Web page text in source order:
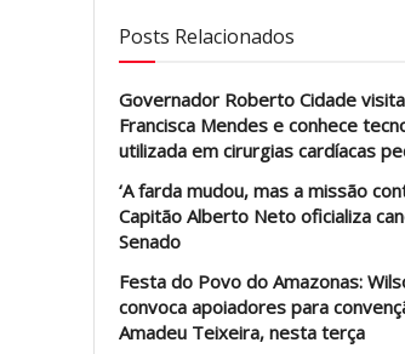
Posts Relacionados
Governador Roberto Cidade
Francisca Mendes e conhece
utilizada em cirurgias cardíacas
‘A farda mudou, mas a missão
Capitão Alberto Neto oficializa
Senado
Festa do Povo do Amazonas:
convoca apoiadores para
Amadeu Teixeira, nesta terça